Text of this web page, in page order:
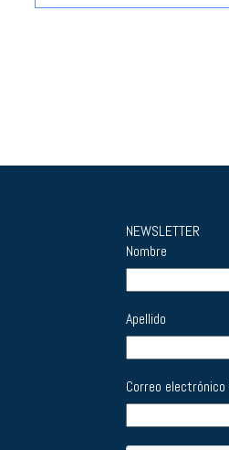
NEWSLETTER
Nombre
Apellido
Correo electrónico